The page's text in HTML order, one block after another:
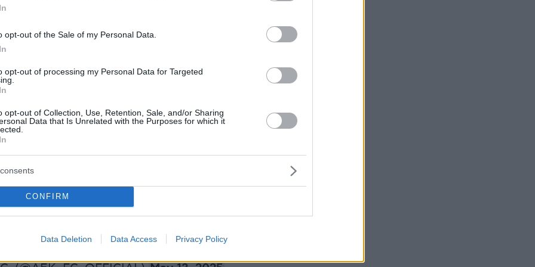
opt-out of the Sale of my Personal Data.
opt-out of processing my Personal Data for Targeted
opt-out of Collection, Use, Retention, Sale, and/or Sharing
Data that Is Unrelated with the Purposes for which it
CONFIRM
Data Deletion Data Access Privacy Policy
από τη σεζόν 2022-2023 μέχρι σήμερα.
την επιστροφή της ΑΕΚ στο νέο της γήπεδο.
της ΑΕΚ και ο διοικητικός ηγέτης της ΠΑΕ κ.
ευχαριστούν τον Ματίας Αλμέιδα και
του για ό,τι προσέφεραν στην ομάδα
καλή συνέχεια στην καριέρα τους».
με τον Ματίας Αλμέιδα
cDUfaysSY1#aekfc